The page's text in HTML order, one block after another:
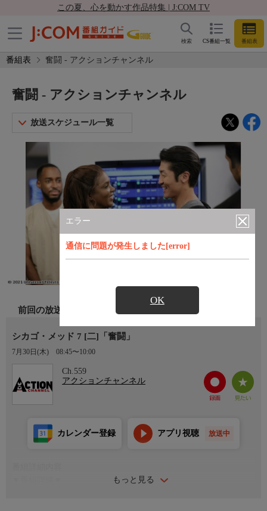
この夏、心を動かす作品特集 | J:COM TV
CS番組一覧 番組表
検索
番組表 奮闘 - アクションチャンネル
エラー
通信に問題が発生しました[error]
OK
奮闘 - アクションチャンネル
放送スケジュール一覧
前回の放送
シカゴ・メッド 7 [二]「奮闘」
7月30日(木) 08:45〜10:00
Ch.559
アクションチャンネル
もっと見る
カレンダー登録 アプリ視聴 放送中